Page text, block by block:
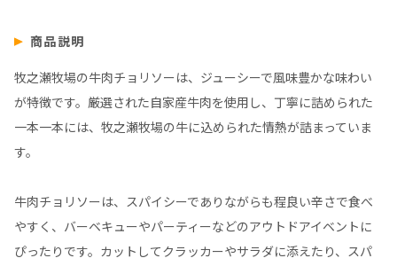
商品説明
牧之瀬牧場の牛肉チョリソーは、ジューシーで風味豊かな味わい
が特徴です。厳選された自家産牛肉を使用し、丁寧に詰められた
一本一本には、牧之瀬牧場の牛に込められた情熱が詰まっていま
す。
牛肉チョリソーは、スパイシーでありながらも程良い辛さで食べ
やすく、バーベキューやパーティーなどのアウトドアイベントに
ぴったりです。カットしてクラッカーやサラダに添えたり、スパ